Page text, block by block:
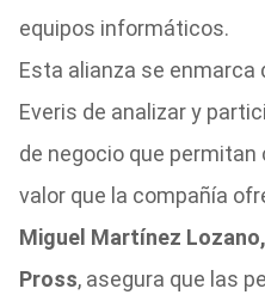
equipos informáticos.
Esta alianza se
Everis de analizar y
de negocio que
valor que la compañía
Miguel Martínez
Pross, asegura que las